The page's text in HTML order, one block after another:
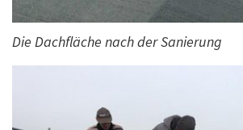
Die Dachfläche nach der Sanierung